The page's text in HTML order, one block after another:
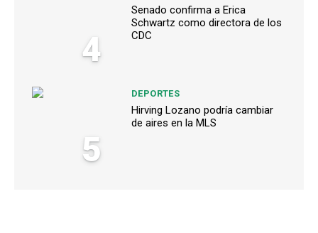
4
Senado confirma a Erica
Schwartz como directora de los
CDC
5
DEPORTES
Hirving Lozano podría cambiar
de aires en la MLS